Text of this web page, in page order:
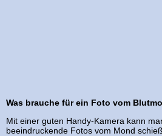
Was brauche für ein Foto vom
Mit einer guten Handy-Kamera kann
beeindruckende Fotos vom Mond